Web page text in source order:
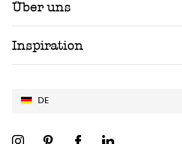
DE
Über uns
Inspiration